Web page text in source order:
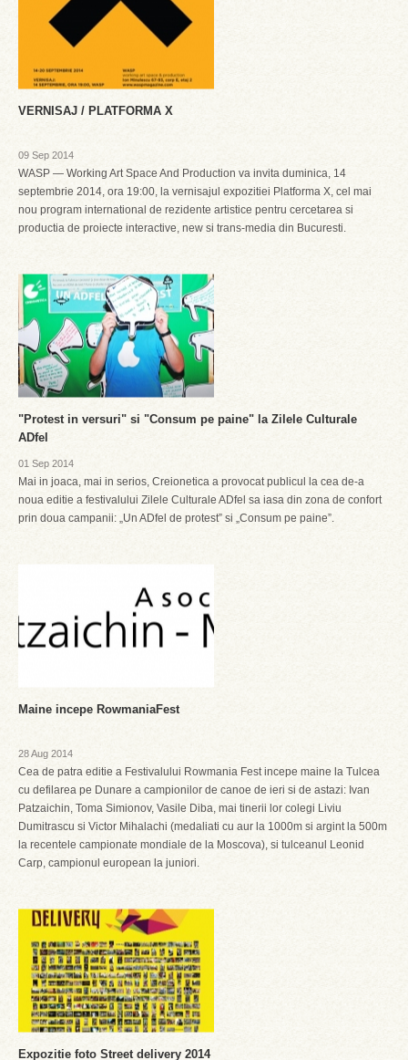
VERNISAJ / PLATFORMA X
09 Sep 2014
WASP — Working Art Space And Production va invita duminica, 14
septembrie 2014, ora 19:00, la vernisajul expozitiei Platforma X, cel mai
nou program international de rezidente artistice pentru cercetarea si
productia de proiecte interactive, new si trans-media din Bucuresti.
"Protest in versuri" si "Consum pe paine" la Zilele Culturale
ADfel
01 Sep 2014
Mai in joaca, mai in serios, Creionetica a provocat publicul la cea de-a
noua editie a festivalului Zilele Culturale ADfel sa iasa din zona de confort
prin doua campanii: „Un ADfel de protest” si „Consum pe paine”.
Maine incepe RowmaniaFest
28 Aug 2014
Cea de patra editie a Festivalului Rowmania Fest incepe maine la Tulcea
cu defilarea pe Dunare a campionilor de canoe de ieri si de astazi: Ivan
Patzaichin, Toma Simionov, Vasile Diba, mai tinerii lor colegi Liviu
Dumitrascu si Victor Mihalachi (medaliati cu aur la 1000m si argint la 500m
la recentele campionate mondiale de la Moscova), si tulceanul Leonid
Carp, campionul european la juniori.
Expozitie foto Street delivery 2014